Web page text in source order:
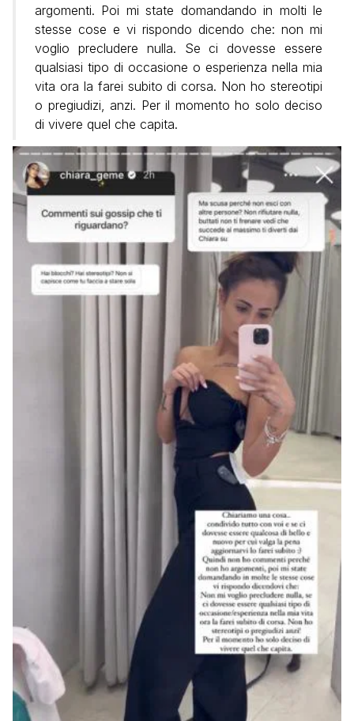
argomenti. Poi mi state domandando in molti le
stesse cose e vi rispondo dicendo che: non mi
voglio precludere nulla. Se ci dovesse essere
qualsiasi tipo di occasione o esperienza nella mia
vita ora la farei subito di corsa. Non ho stereotipi
o pregiudizi, anzi. Per il momento ho solo deciso
di vivere quel che capita.